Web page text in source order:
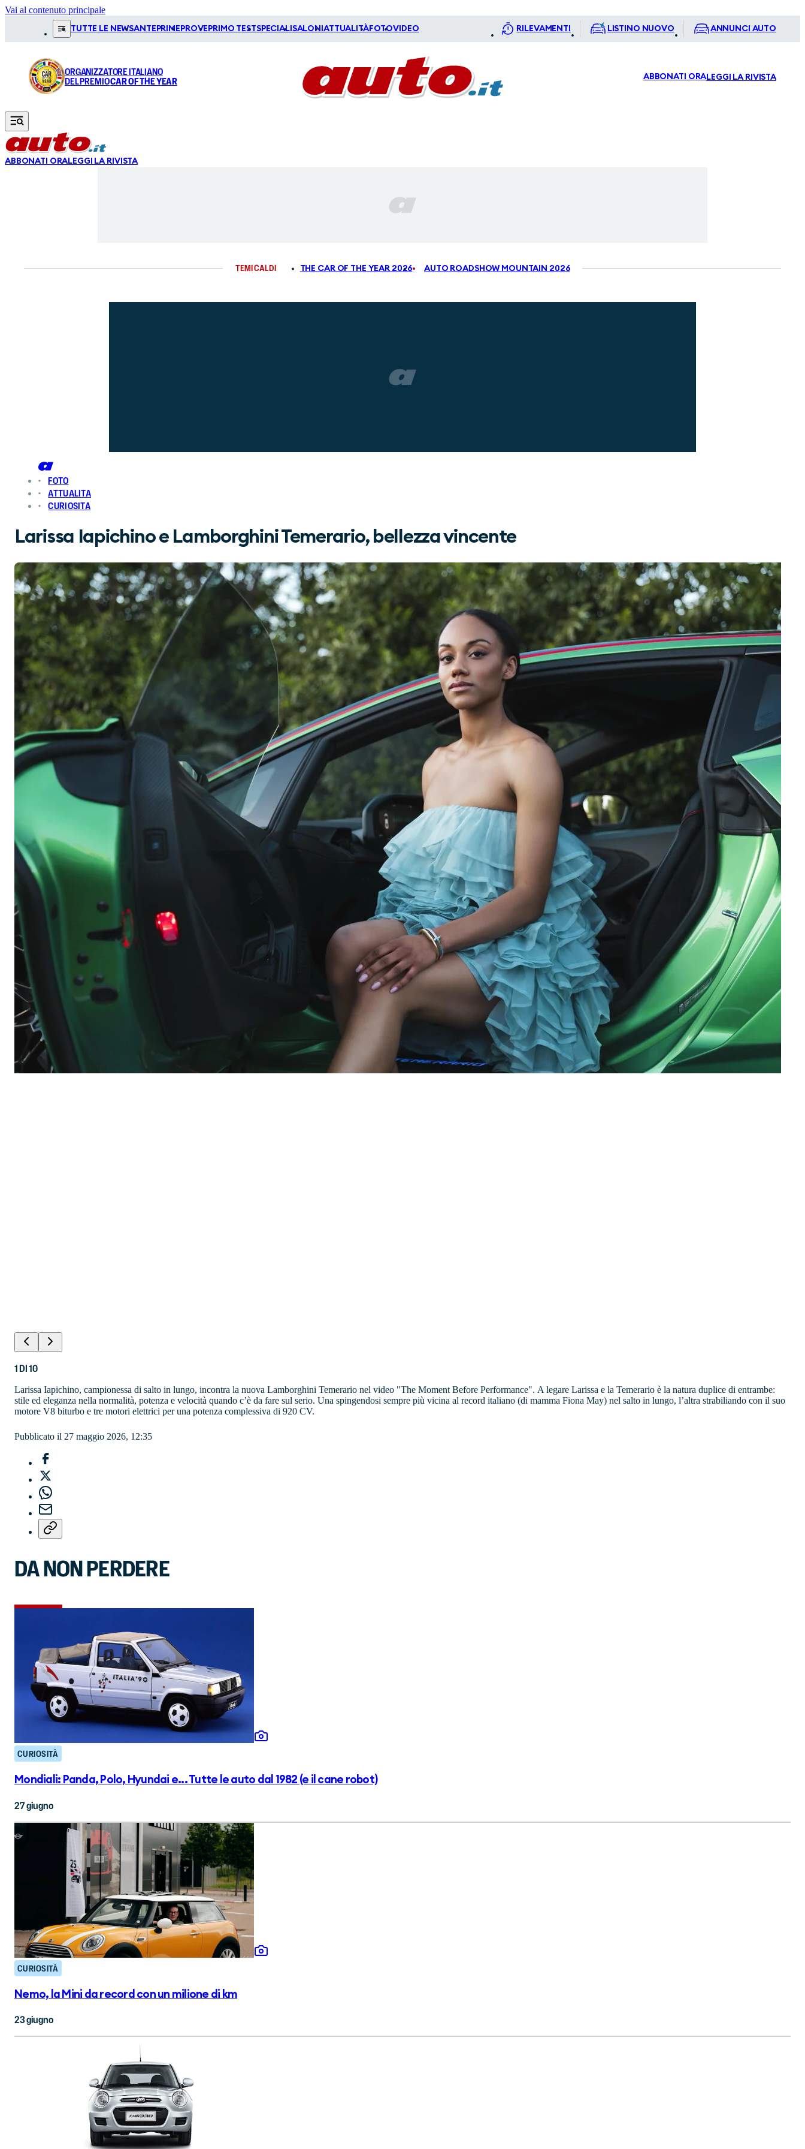
Vai al contenuto principale
TUTTE LE NEWSANTEPRIME PROVE PRIMO TESTSPECIALI SALONI ATTUALITÀFOTOVIDEO RILEVAMENTI LISTINO NUOVO ANNUNCI AUTO
ORGANIZZATORE ITALIANO
DEL PREMIOCAR OF THE YEAR ABBONATI ORALEGGI LA RIVISTA
ABBONATI ORALEGGI LA RIVISTA
TEMI CALDI THE CAR OF THE YEAR 2026 AUTO ROADSHOW MOUNTAIN 2026
FOTO
ATTUALITA
CURIOSITA
Larissa Iapichino e Lamborghini Temerario, bellezza vincente
1DI10
Larissa Iapichino, campionessa di salto in lungo, incontra la nuova Lamborghini Temerario nel video "The Moment Before Performance". A legare Larissa e la Temerario è la natura duplice di entrambe:
stile ed eleganza nella normalità, potenza e velocità quando c’è da fare sul serio. Una spingendosi sempre più vicina al record italiano (di mamma Fiona May) nel salto in lungo, l’altra strabiliando con il suo
motore V8 biturbo e tre motori elettrici per una potenza complessiva di 920 CV.
Pubblicato il 27 maggio 2026, 12:35
DA NON PERDERE
CURIOSITÀ
Mondiali: Panda, Polo, Hyundai e... Tutte le auto dal 1982 (e il cane robot)
27 giugno
CURIOSITÀ
Nemo, la Mini da record con un milione di km
23 giugno